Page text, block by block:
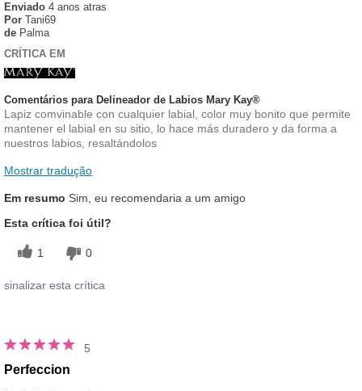
Enviado 4 anos atras
Por Tani69
de Palma
CRÍTICA EM
Comentários para Delineador de Labios Mary Kay®
Lapiz comvinable con cualquier labial, color muy bonito que permite
mantener el labial en su sitio, lo hace más duradero y da forma a
nuestros labios, resaltándolos
Mostrar tradução
Em resumo Sim, eu recomendaria a um amigo
Esta crítica foi útil?
1 0
sinalizar esta crítica
5
Perfeccion